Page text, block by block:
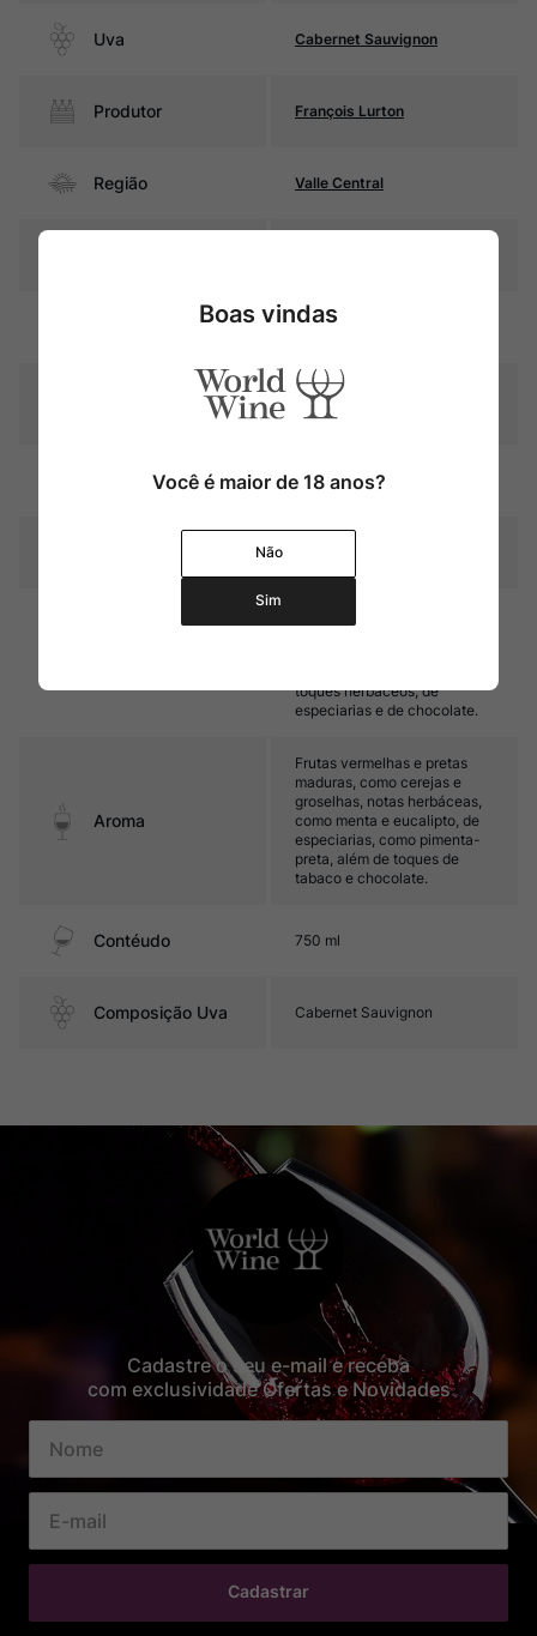
Uva Cabernet Sauvignon
Produtor François Lurton
Região Valle Central
Rubi intenso com reflexos
Graduação Alcóoli
13%
Amadurecimento
8 meses em barricas de
carvalho francês
toques herbáceos, de
especiarias e de chocolate.
Aroma
Frutas vermelhas e pretas
maduras, como cerejas e
groselhas, notas herbáceas,
como menta e eucalipto, de
especiarias, como pimenta-
preta, além de toques de
tabaco e chocolate.
Contéudo 750 ml
Composição Uva Cabernet Sauvignon
Cadastre o seu e-mail e receba
com exclusividade Ofertas e Novidades
Cadastrar
Boas vindas
Você é maior de 18 anos?
Não
Sim